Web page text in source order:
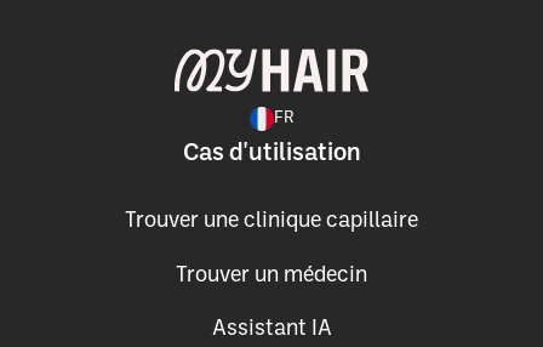
FR
Cas d'utilisation
Trouver une clinique capillaire
Trouver un médecin
Assistant IA